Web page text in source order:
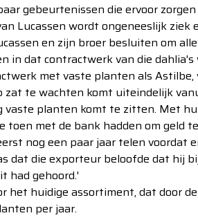
gebeurtenissen die ervoor
Lucassen wordt ongeneeslijk
en zijn broer besluiten om
in dat contractwerk van die
met vaste planten als
zat te wachten komt uiteindelijk
planten komt te zitten. Met
toen met de bank hadden om geld
nog een paar jaar telen voordat
dat die exporteur beloofde dat hij
had gehoord.'
het huidige assortiment, dat door
per jaar.